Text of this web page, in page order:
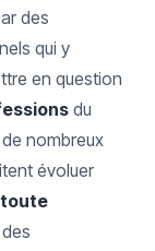
des
qui y
en question
du
nombreux
évoluer